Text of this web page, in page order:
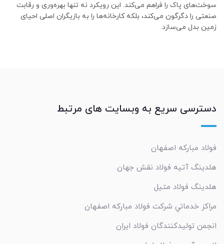
سوخت‌های پاک را فراهم می‌کند. این رویکرد نه تنها بهره‌وری و رقابت
صنعتی را دگرگون می‌کند، بلکه کارخانه‌ها را به بازیگران اصلی احیای
زمین بدل می‌سازد.
دسترسی سریع به وبسایت های مرتبط
فولاد مبارکه اصفهان
هلدینگ آتیه فولاد نقش جهان
هلدینگ فولاد متیل
مراکز خدماتي شرکت فولاد مبارکه اصفهان
انجمن تولیدکنندگان فولاد ایران